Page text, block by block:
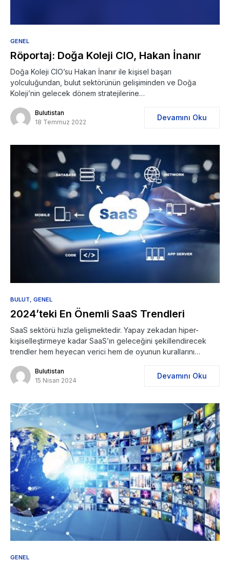
GENEL
Röportaj: Doğa Koleji CIO, Hakan İnanır
Doğa Koleji CIO’su Hakan İnanır ile kişisel başarı
yolculuğundan, bulut sektörünün gelişiminden ve Doğa
Koleji’nin gelecek dönem stratejilerine…
Bulutistan
18 Temmuz 2022
Devamını Oku
BULUT GENEL
2024’teki En Önemli SaaS Trendleri
SaaS sektörü hızla gelişmektedir. Yapay zekadan hiper-
kişiselleştirmeye kadar SaaS’ın geleceğini şekillendirecek
trendler hem heyecan verici hem de oyunun kurallarını…
Bulutistan
15 Nisan 2024
Devamını Oku
GENEL